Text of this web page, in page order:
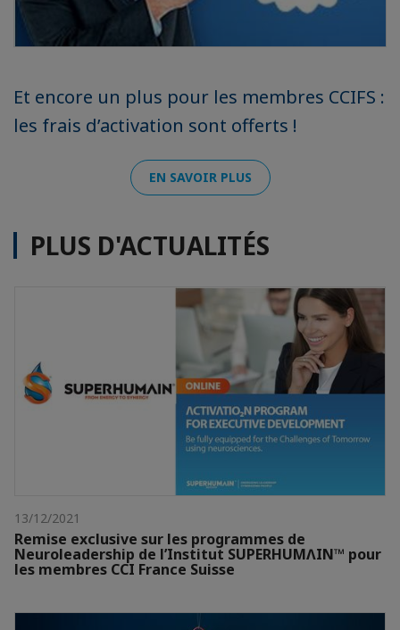
Et encore un plus pour les membres CCIFS :
les frais d’activation sont offerts !
EN SAVOIR PLUS
PLUS D'ACTUALITÉS
13/12/2021
Remise exclusive sur les programmes de
Neuroleadership de l’Institut SUPERHUMɅIN™ pour
les membres CCI France Suisse